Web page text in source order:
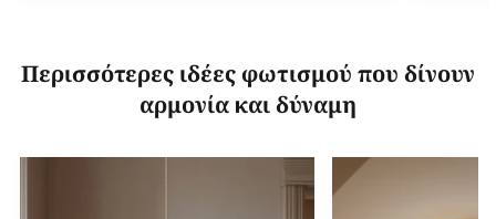
Περισσότερες ιδέες φωτισμού που δίνουν
αρμονία και δύναμη